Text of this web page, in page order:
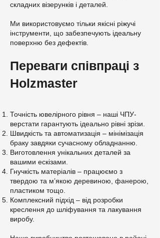
складних візерунків і деталей.
Ми використовуємо тільки якісні ріжучі
інструменти, що забезпечують ідеальну
поверхню без дефектів.
Переваги співпраці з
Holzmaster
Точність ювелірного рівня – наші ЧПУ-
верстати гарантують ідеально рівні зрізи.
Швидкість та автоматизація – мінімізація
браку завдяки сучасному обладнанню.
Виготовлення унікальних деталей за
вашими ескізами.
Гнучкість матеріалів – працюємо з
твердою та м’якою деревиною, фанерою,
пластиком тощо.
Комплексний підхід – від розробки
креслення до шліфування та лакування
виробу.